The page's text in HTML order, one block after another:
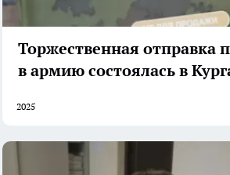
Торжественная отправка
в армию состоялась в
2025